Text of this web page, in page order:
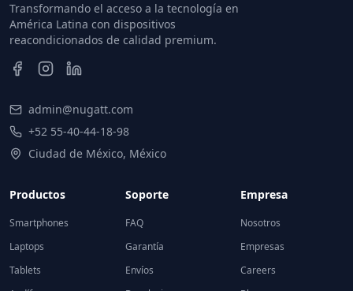
Transformando el acceso a la tecnología en
América Latina con dispositivos
reacondicionados de calidad premium.
admin@nugatt.com
+52 55-40-44-18-98
Ciudad de México, México
Productos
Smartphones
Laptops
Tablets
Soporte
FAQ
Garantía
Envíos
Empresa
Nosotros
Empresas
Careers